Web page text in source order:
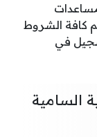
كافة الشروط
في
السامية